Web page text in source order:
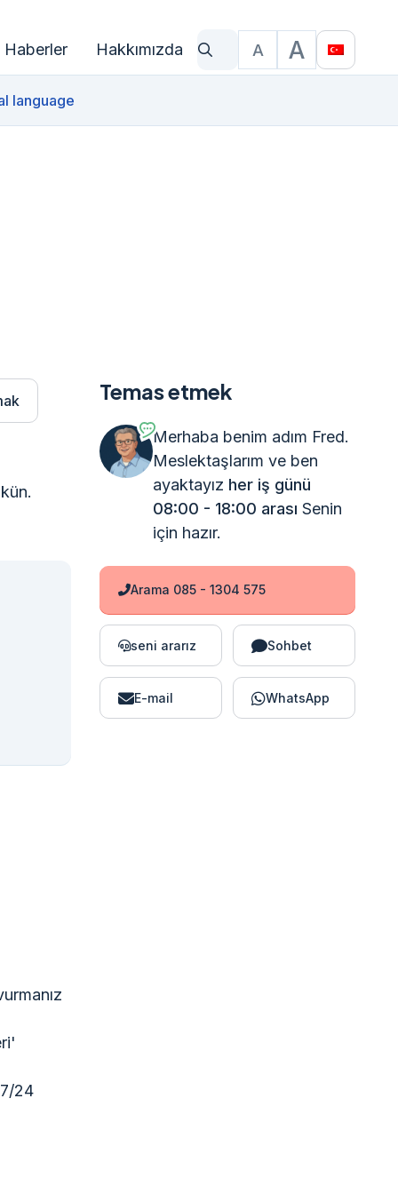
Haberler Hakkımızda
Ne arıyorsun?
Yazı Boyutu
A A
language
24
Temas etmek
Merhaba benim adım Fred.
Meslektaşlarım ve ben
ayaktayız her iş günü
08:00 - 18:00 arası Senin
için hazır.
Arama 085 - 1304 575
seni ararız Sohbet
E-mail WhatsApp